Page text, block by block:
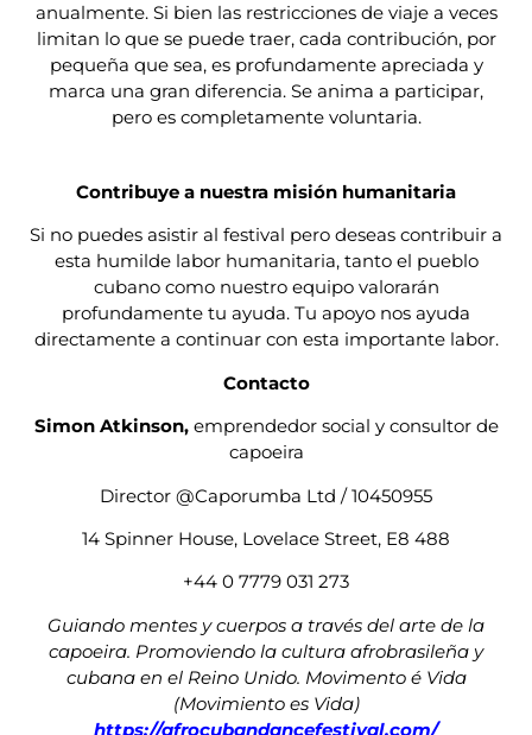
anualmente. Si bien las restricciones de viaje a veces
limitan lo que se puede traer, cada contribución, por
pequeña que sea, es profundamente apreciada y
marca una gran diferencia. Se anima a participar,
pero es completamente voluntaria.
Contribuye a nuestra misión humanitaria
Si no puedes asistir al festival pero deseas contribuir a
esta humilde labor humanitaria, tanto el pueblo
cubano como nuestro equipo valorarán
profundamente tu ayuda. Tu apoyo nos ayuda
directamente a continuar con esta importante labor.
Contacto
Simon Atkinson,emprendedor social y consultor de
capoeira
Director @Caporumba Ltd / 10450955
14 Spinner House, Lovelace Street, E8 488
+44 0 7779 031 273
Guiando mentes y cuerpos a través del arte de la
capoeira. Promoviendo la cultura afrobrasileña y
cubana en el Reino Unido. Movimento é Vida
(Movimiento es Vida)
https://afrocubandancefestival.com/